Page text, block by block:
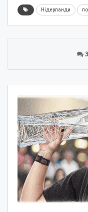
Нідерланди